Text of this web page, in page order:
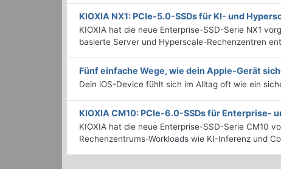
KIOXIA NX1: PCIe-5.0-SSDs für KI- und
KIOXIA hat die neue Enterprise-SSD-Serie NX1
basierte Server und Hyperscale-Rechenzentren
Fünf einfache Wege, wie dein Apple-Gerät
Dein iOS-Device fühlt sich im Alltag oft wie ein
KIOXIA CM10: PCIe-6.0-SSDs für Enterprise-
KIOXIA hat die neue Enterprise-SSD-Serie CM10
Rechenzentrums-Workloads wie KI-Inferenz und